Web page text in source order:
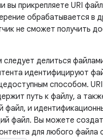
вы прикрепляете URI
обрабатывается в
не сможет получить
делиться
идентифицируют
способом. URI
путь к файлу, а
файл, и
файл. Вы можете
для любого файла